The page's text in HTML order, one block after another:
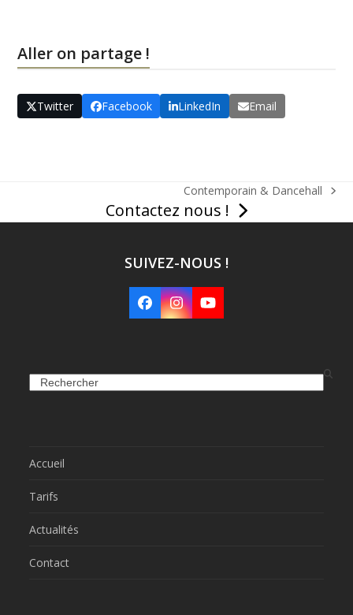
Aller on partage !
Twitter Facebook LinkedIn Email
next
post:
Contemporain & Dancehall
Contactez nous !
SUIVEZ-NOUS !
Facebook
Instagram
YouTube
Search
Accueil
Tarifs
Actualités
Contact